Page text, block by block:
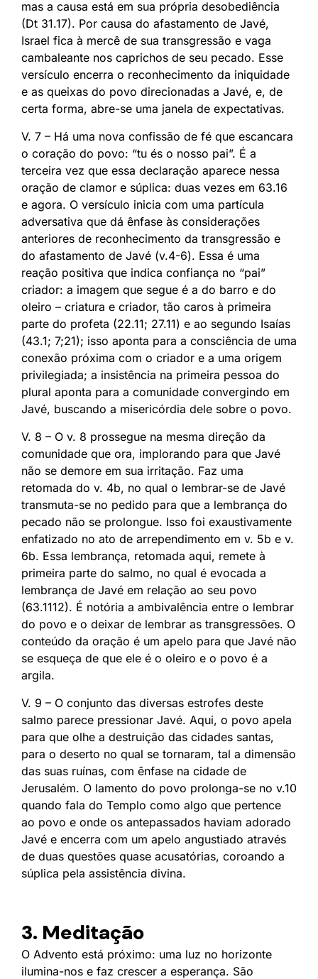
mas a causa está em sua própria desobediência
(Dt 31.17). Por causa do afastamento de Javé,
Israel fica à mercê de sua transgressão e vaga
cambaleante nos caprichos de seu pecado. Esse
versículo encerra o reconhecimento da iniquidade
e as queixas do povo direcionadas a Javé, e, de
certa forma, abre-se uma janela de expectativas.
V. 7 – Há uma nova confissão de fé que escancara
o coração do povo: “tu és o nosso pai”. É a
terceira vez que essa declaração aparece nessa
oração de clamor e súplica: duas vezes em 63.16
e agora. O versículo inicia com uma partícula
adversativa que dá ênfase às considerações
anteriores de reconhecimento da transgressão e
do afastamento de Javé (v.4-6). Essa é uma
reação positiva que indica confiança no “pai”
criador: a imagem que segue é a do barro e do
oleiro – criatura e criador, tão caros à primeira
parte do profeta (22.11; 27.11) e ao segundo Isaías
(43.1; 7;21); isso aponta para a consciência de uma
conexão próxima com o criador e a uma origem
privilegiada; a insistência na primeira pessoa do
plural aponta para a comunidade convergindo em
Javé, buscando a misericórdia dele sobre o povo.
V. 8 – O v. 8 prossegue na mesma direção da
comunidade que ora, implorando para que Javé
não se demore em sua irritação. Faz uma
retomada do v. 4b, no qual o lembrar-se de Javé
transmuta-se no pedido para que a lembrança do
pecado não se prolongue. Isso foi exaustivamente
enfatizado no ato de arrependimento em v. 5b e v.
6b. Essa lembrança, retomada aqui, remete à
primeira parte do salmo, no qual é evocada a
lembrança de Javé em relação ao seu povo
(63.1112). É notória a ambivalência entre o lembrar
do povo e o deixar de lembrar as transgressões. O
conteúdo da oração é um apelo para que Javé não
se esqueça de que ele é o oleiro e o povo é a
argila.
V. 9 – O conjunto das diversas estrofes deste
salmo parece pressionar Javé. Aqui, o povo apela
para que olhe a destruição das cidades santas,
para o deserto no qual se tornaram, tal a dimensão
das suas ruínas, com ênfase na cidade de
Jerusalém. O lamento do povo prolonga-se no v.10
quando fala do Templo como algo que pertence
ao povo e onde os antepassados haviam adorado
Javé e encerra com um apelo angustiado através
de duas questões quase acusatórias, coroando a
súplica pela assistência divina.
3. Meditação
O Advento está próximo: uma luz no horizonte
ilumina-nos e faz crescer a esperança. São